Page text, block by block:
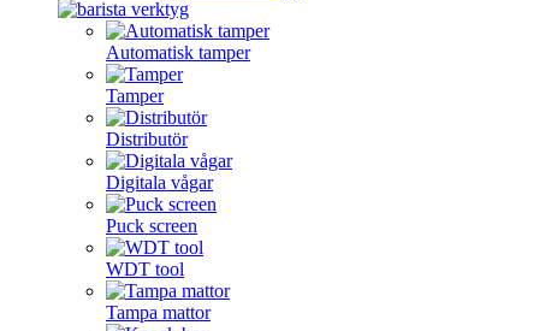
Automatisk tamper
Tamper
Distributör
Digitala vågar
Puck screen
WDT tool
Tampa mattor